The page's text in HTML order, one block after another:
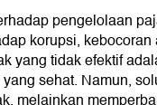
pengelolaan
korupsi,
yang tidak efektif
sehat. Namun,